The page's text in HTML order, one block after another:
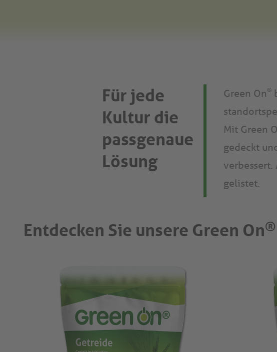
Für jede
Kultur die
passgenaue
Lösung
Green On ®
Mit Green
gedeckt
gelistet.
Entdecken Sie unsere Green On®